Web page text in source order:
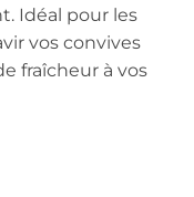
Idéal pour les
vos convives
fraîcheur à vos